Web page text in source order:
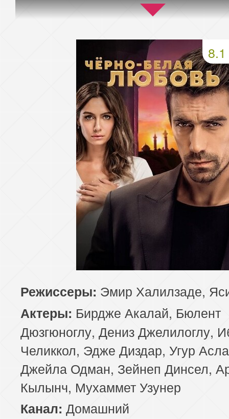
45 серия
46 серия
47 серия
50 серия
51 серия
54 серия
55 серия
58 серия
59 серия
62 серия
63 серия
66 серия
67 серия
70 серия
71 серия
74 серия
75 серия
78 серия
82 серия
86 серия
87 серия
90 серия
91 серия
93 серия
94 серия 95 серия
8.1
Режиссеры: Эмир Халилзаде,
Актеры: Бирдже Акалай, Бюлент
Дюзгюноглу, Дениз Джелилоглу,
Челиккол, Эдже Диздар, Угур
Джейла Одман, Зейнеп Динсел,
Кылынч, Мухаммет Узунер
Канал: Домашний